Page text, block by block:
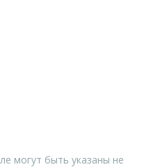
могут быть указаны не